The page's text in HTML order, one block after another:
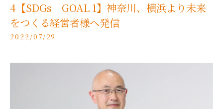
4【SDGs GOAL 1】神奈川、横浜より未来
をつくる経営者様へ発信
2022/07/29